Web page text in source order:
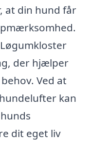
at din hund får
der hjælper
Ved at
kan
dit eget liv